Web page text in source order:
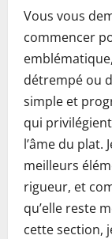
Vous vous
commencer
détrempé ou
simple et
qui
l’âme du plat.
meilleurs
rigueur, et
qu’elle reste
cette section,